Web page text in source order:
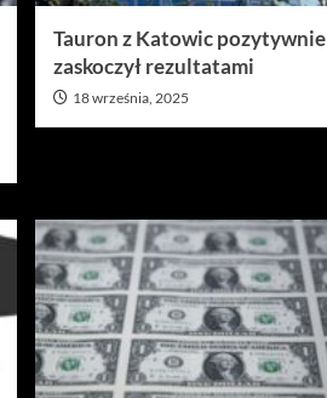
Tauron z Katowic pozytywnie
zaskoczył rezultatami
18 września, 2025